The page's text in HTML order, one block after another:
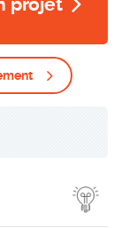
projet